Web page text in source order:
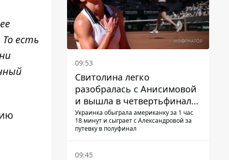
есть
09:53
Свитолина легко
разобралась с Анисимовой
и вышла в четвертьфинал
турнира в Торонто
Украинка обыграла американку за 1 час
18 минут и сыграет с Александровой за
путевку в полуфинал
09:45